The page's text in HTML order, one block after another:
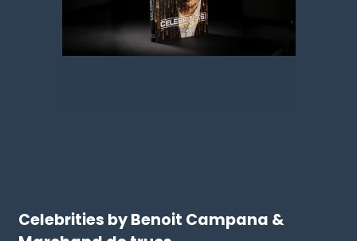
Celebrities by Benoit Campana &